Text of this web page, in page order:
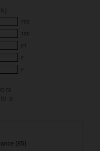
722
130
21
2
2
(85)